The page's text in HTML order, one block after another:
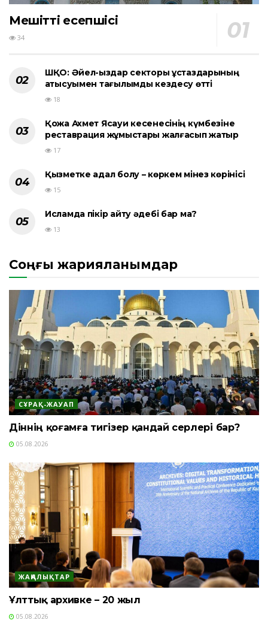
Мешіттің есепшісі
34
ШҚО: Әйел-қыздар секторы ұстаздарының
қатысуымен тағылымды кездесу өтті
18
Қожа Ахмет Ясауи кесенесінің күмбезіне
реставрация жұмыстары жалғасып жатыр
17
Қызметке адал болу – көркем мінез көрінісі
15
Исламда пікір айту әдебі бар ма?
13
Соңғы жарияланымдар
СҰРАҚ-ЖАУАП
Діннің қоғамға тигізер қандай әсерлері бар?
05.08.2026
ЖАҢАЛЫҚТАР
Ұлттық архивке – 20 жыл
05.08.2026